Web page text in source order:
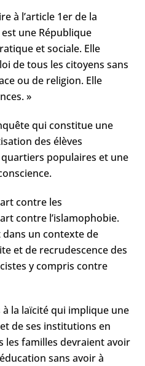
à l’article 1er de la
une République
et sociale. Elle
de tous les citoyens sans
ou de religion. Elle
»
qui constitue une
des élèves
quartiers populaires et une
contre les
contre l’islamophobie.
dans un contexte de
et de recrudescence des
y compris contre
à la laïcité qui implique une
de ses institutions en
les familles devraient avoir
sans avoir à